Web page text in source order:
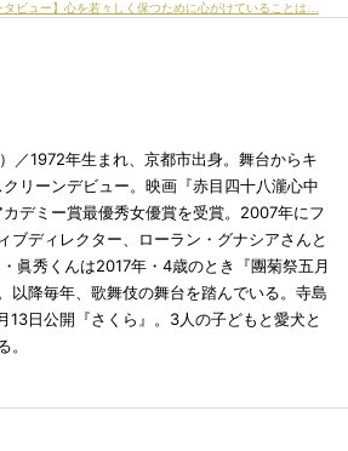
タビュー】心を若々しく保つために心がけていることは…
／1972年生まれ、京都市出身。舞台からキ
リーンデビュー。映画『赤目四十八瀧心中
デミー賞最優秀女優賞を受賞。2007年にフ
ブディレクター、ローラン・グナシアさんと
眞秀くんは2017年・4歳のとき『團菊祭五月
以降毎年、歌舞伎の舞台を踏んでいる。寺島
13日公開『さくら』。3人の子どもと愛犬と
。